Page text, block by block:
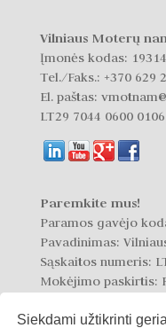
Siekdami užtikrinti
Vilniaus Moterų
Įmonės kodas:
Tel./Faks.: +370 629
El. paštas:
LT29 7044 0600
Paremkite mus!
Paramos gavėjo
Pavadinimas:
Sąskaitos numeris:
Mokėjimo paskirtis: